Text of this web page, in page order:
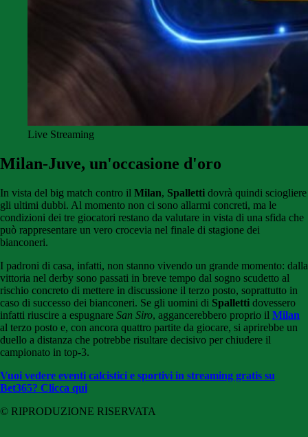
Live Streaming
Milan-Juve, un'occasione d'oro
In vista del big match contro il Milan, Spalletti dovrà quindi sciogliere
gli ultimi dubbi. Al momento non ci sono allarmi concreti, ma le
condizioni dei tre giocatori restano da valutare in vista di una sfida che
può rappresentare un vero crocevia nel finale di stagione dei
bianconeri.
I padroni di casa, infatti, non stanno vivendo un grande momento: dalla
vittoria nel derby sono passati in breve tempo dal sogno scudetto al
rischio concreto di mettere in discussione il terzo posto, soprattutto in
caso di successo dei bianconeri. Se gli uomini di Spalletti dovessero
infatti riuscire a espugnare San Siro, aggancerebbero proprio il Milan
al terzo posto e, con ancora quattro partite da giocare, si aprirebbe un
duello a distanza che potrebbe risultare decisivo per chiudere il
campionato in top-3.
Vuoi vedere eventi calcistici e sportivi in streaming gratis su
Bet365? Clicca qui
© RIPRODUZIONE RISERVATA